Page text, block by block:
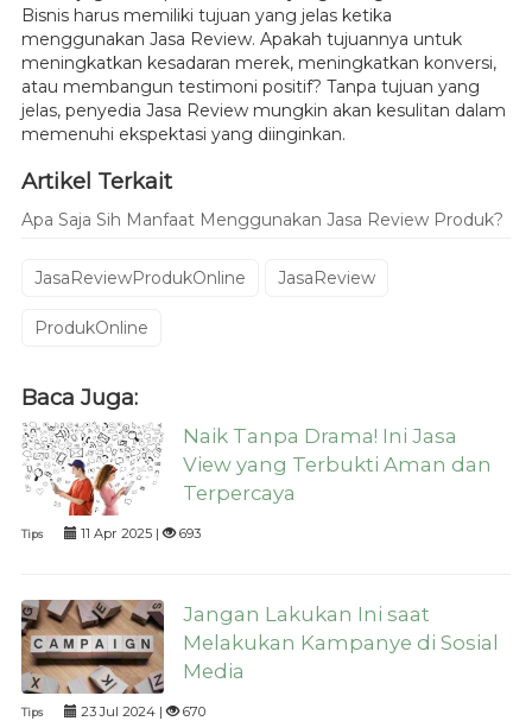
Bisnis harus memiliki tujuan yang jelas ketika
menggunakan Jasa Review. Apakah tujuannya untuk
meningkatkan kesadaran merek, meningkatkan konversi,
atau membangun testimoni positif? Tanpa tujuan yang
jelas, penyedia Jasa Review mungkin akan kesulitan dalam
memenuhi ekspektasi yang diinginkan.
Artikel Terkait
Apa Saja Sih Manfaat Menggunakan Jasa Review Produk?
JasaReviewProdukOnline JasaReview
ProdukOnline
Baca Juga:
Naik Tanpa Drama! Ini Jasa
View yang Terbukti Aman dan
Terpercaya
Tips 11 Apr 2025 | 693
Jangan Lakukan Ini saat
Melakukan Kampanye di Sosial
Media
Tips 23 Jul 2024 | 670